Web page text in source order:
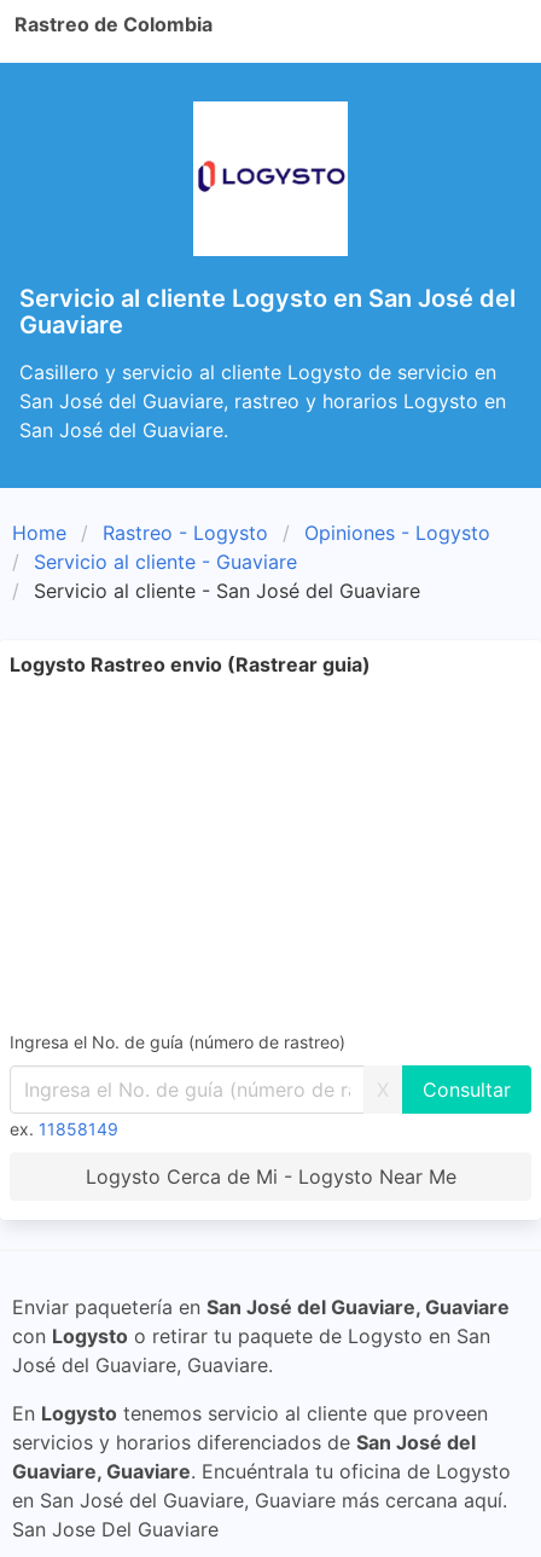
Rastreo de Colombia
Servicio al cliente Logysto en San José del
Guaviare
Casillero y servicio al cliente Logysto de servicio en
San José del Guaviare, rastreo y horarios Logysto en
San José del Guaviare.
Home Rastreo - Logysto
Opiniones - Logysto
Servicio al cliente - Guaviare
Servicio al cliente - San José del Guaviare
Logysto Rastreo envio (Rastrear guia)
Ingresa el No. de guía (número de rastreo)
X
ex. 11858149
Logysto Cerca de Mi - Logysto Near Me
Enviar paquetería en San José del Guaviare, Guaviare
con Logysto o retirar tu paquete de Logysto en San
José del Guaviare, Guaviare.
En Logysto tenemos servicio al cliente que proveen
servicios y horarios diferenciados de San José del
Guaviare, Guaviare. Encuéntrala tu oficina de Logysto
en San José del Guaviare, Guaviare más cercana aquí.
San Jose Del Guaviare